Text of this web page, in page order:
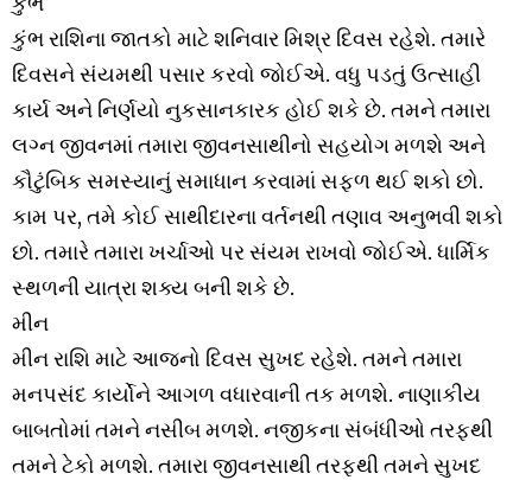
કુંભ રાશિના જાતકો માટે શનિવાર મિશ્ર દિવસ રહેશે. તમારે
દિવસને સંયમથી પસાર કરવો જોઈએ. વધુ પડતું ઉત્સાહી
કાર્ય અને નિર્ણયો નુકસાનકારક હોઈ શકે છે. તમને તમારા
લગ્ન જીવનમાં તમારા જીવનસાથીનો સહયોગ મળશે અને
કૌટુંબિક સમસ્યાનું સમાધાન કરવામાં સફળ થઈ શકો છો.
કામ પર, તમે કોઈ સાથીદારના વર્તનથી તણાવ અનુભવી શકો
છો. તમારે તમારા ખર્ચાઓ પર સંયમ રાખવો જોઈએ. ધાર્મિક
સ્થળની યાત્રા શક્ય બની શકે છે.
મીન
મીન રાશિ માટે આજનો દિવસ સુખદ રહેશે. તમને તમારા
મનપસંદ કાર્યોને આગળ વધારવાની તક મળશે. નાણાકીય
બાબતોમાં તમને નસીબ મળશે. નજીકના સંબંધીઓ તરફથી
તમને ટેકો મળશે. તમારા જીવનસાથી તરફથી તમને સુખદ